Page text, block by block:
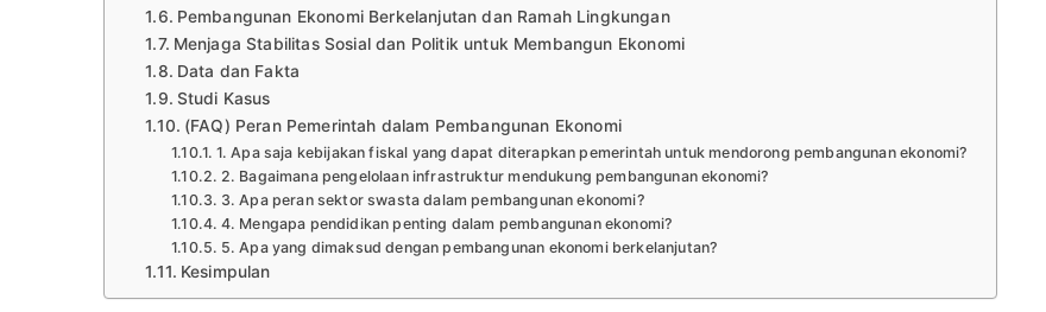
Pembangunan Ekonomi Berkelanjutan dan Ramah Lingkungan
Menjaga Stabilitas Sosial dan Politik untuk Membangun Ekonomi
Data dan Fakta
Studi Kasus
(FAQ) Peran Pemerintah dalam Pembangunan Ekonomi
1. Apa saja kebijakan fiskal yang dapat diterapkan pemerintah untuk mendorong pembangunan ekonomi?
2. Bagaimana pengelolaan infrastruktur mendukung pembangunan ekonomi?
3. Apa peran sektor swasta dalam pembangunan ekonomi?
4. Mengapa pendidikan penting dalam pembangunan ekonomi?
5. Apa yang dimaksud dengan pembangunan ekonomi berkelanjutan?
Kesimpulan